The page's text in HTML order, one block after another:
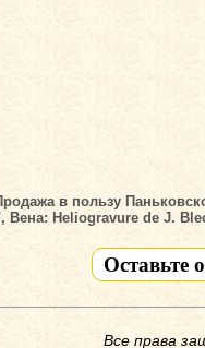
в пользу
Вена: Heliogravure de J.
Оставьте
Все права